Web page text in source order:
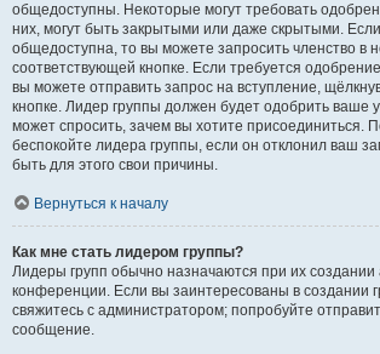
общедоступны. Некоторые могут требовать
них, могут быть закрытыми или даже скрытыми.
общедоступна, то вы можете запросить членство в
соответствующей кнопке. Если требуется
вы можете отправить запрос на вступление,
кнопке. Лидер группы должен будет одобрить ваше
может спросить, зачем вы хотите присоединиться.
беспокойте лидера группы, если он отклонил ваш
быть для этого свои причины.
Вернуться к началу
Как мне стать лидером группы?
Лидеры групп обычно назначаются при их
конференции. Если вы заинтересованы в создании
свяжитесь с администратором; попробуйте
сообщение.